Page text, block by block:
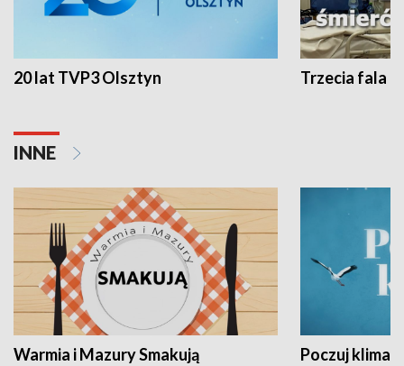
20 lat TVP3 Olsztyn Trzecia fala -
INNE
Warmia i Mazury Smakują Poczuj klimat